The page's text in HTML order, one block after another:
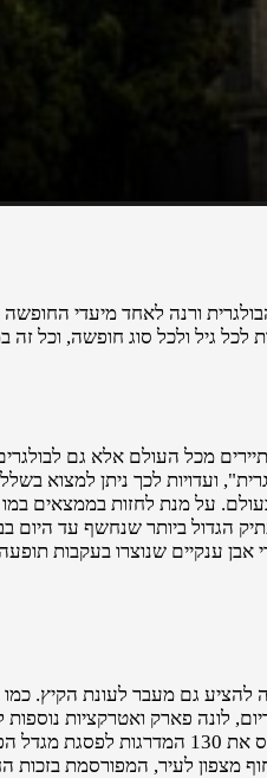
ורנה לאחד מיעדי
לכל גיל ולכל סוג חופשה, וכל
מכל העולם אלא גם
ועדויות לכך ניתן למצוא
על מנת לחזות בממצאים במו
ביותר שנחשף עד היום
סיור ביער האבנים – 7 קילומטרים רבועים של עמודי
להציע גם מעבר לעונת הקיץ.
לונה פארק ואטרקציות
שאת כיפות הזהב שלה ניתן לראות משלל פינות בעיר, היא מבנה
מצפון לעיר, המפורסמת בזכות